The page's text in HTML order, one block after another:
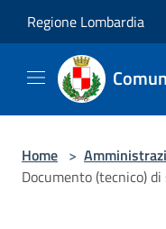
Regione Lombardia
Home >
Documento (tecnico)